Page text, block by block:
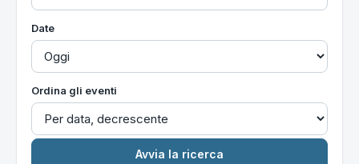
Date
Ordina gli eventi